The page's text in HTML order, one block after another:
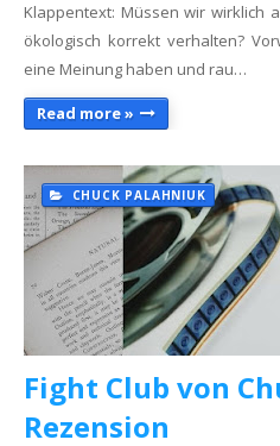
Klappentext: Müssen wir wirklich
ökologisch korrekt verhalten?
eine Meinung haben und rau…
Read more »
CHUCK PALAHNIUK
Fight Club von
Rezension